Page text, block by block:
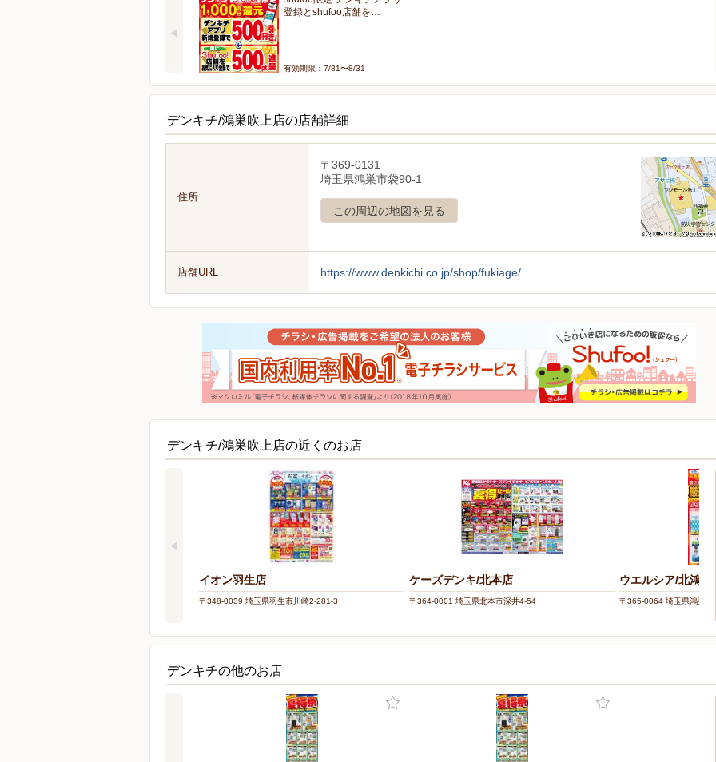
登録とshufoo店舗を…
有効期限：7/31〜8/31
デンキチ/鴻巣吹上店の店舗詳細
住所
〒369-0131
埼玉県鴻巣市袋90-1
この周辺の地図を見る
店舗URL https://www.denkichi.co.jp/shop/fukiage/
デンキチ/鴻巣吹上店の近くのお店
イオン羽生店
〒348-0039 埼玉県羽生市川崎2-281-3
ケーズデンキ/北本店
〒364-0001 埼玉県北本市深井4-54
ウエルシア/北鴻巣
〒365-0064 埼玉県鴻巣市
デンキチの他のお店